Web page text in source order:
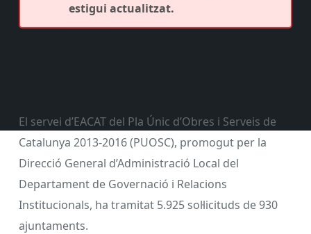
estigui actualitzat.
El servei d’EACAT del Pla Únic d’Obres i Serveis de
Catalunya 2013-2016 (PUOSC), promogut per la
Direcció General d’Administració Local del
Departament de Governació i Relacions
Institucionals, ha tramitat 5.925 sol·licituds de 930
ajuntaments.